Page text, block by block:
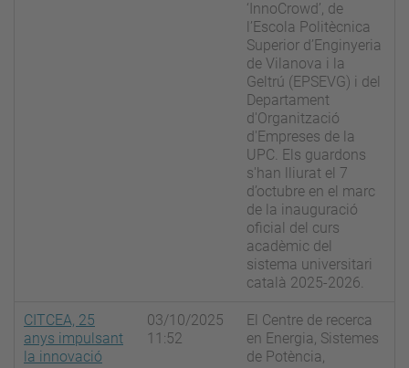
‘InnoCrowd’, de
l’Escola Politècnica
Superior d’Enginyeria
de Vilanova i la
Geltrú (EPSEVG) i del
Departament
d'Organització
d'Empreses de la
UPC. Els guardons
s'han lliurat el 7
d’octubre en el marc
de la inauguració
oficial del curs
acadèmic del
sistema universitari
català 2025-2026.
CITCEA, 25
anys impulsant
la innovació
03/10/2025
11:52
El Centre de recerca
en Energia, Sistemes
de Potència,